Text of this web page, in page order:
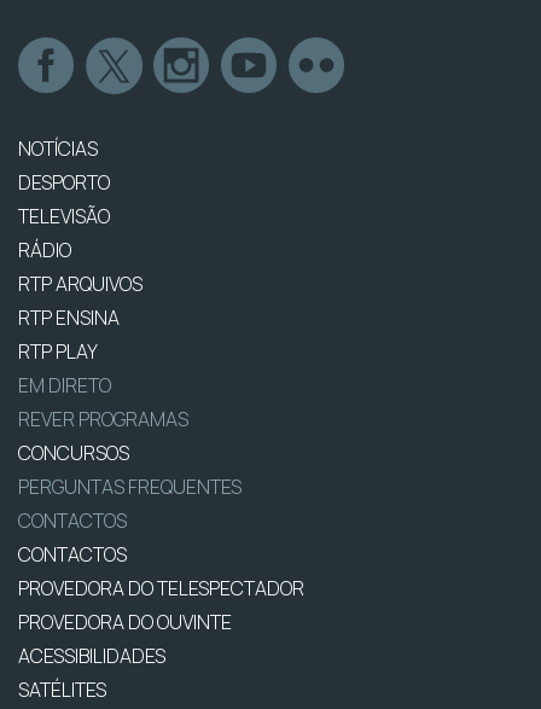
NOTÍCIAS
DESPORTO
TELEVISÃO
RÁDIO
RTP ARQUIVOS
RTP ENSINA
RTP PLAY
EM DIRETO
REVER PROGRAMAS
CONCURSOS
PERGUNTAS FREQUENTES
CONTACTOS
CONTACTOS
PROVEDORA DO TELESPECTADOR
PROVEDORA DO OUVINTE
ACESSIBILIDADES
SATÉLITES